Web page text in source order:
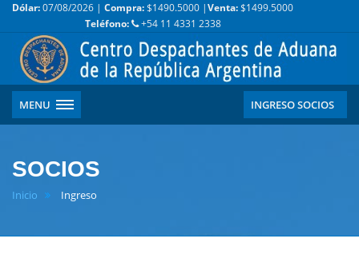
Dólar:07/08/2026 | Compra:$1490.5000 |Venta:$1499.5000
Teléfono:
+54 11 4331 2338
MENU INGRESO SOCIOS
SOCIOS
Inicio Ingreso